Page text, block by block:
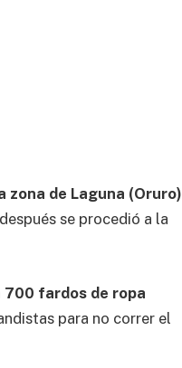
zona de Laguna (Oruro)
se procedió a la
700 fardos de ropa
para no correr el